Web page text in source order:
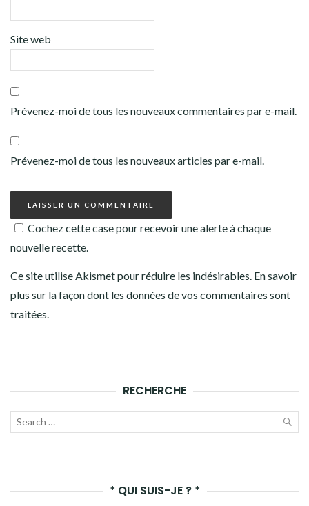
Site web
Prévenez-moi de tous les nouveaux commentaires par e-mail.
Prévenez-moi de tous les nouveaux articles par e-mail.
Cochez cette case pour recevoir une alerte à chaque
nouvelle recette.
Ce site utilise Akismet pour réduire les indésirables. En savoir
plus sur la façon dont les données de vos commentaires sont
traitées.
RECHERCHE
Recherche
* QUI SUIS-JE ? *